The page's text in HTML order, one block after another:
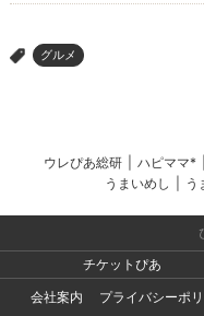
> グルメ
ウレぴあ総研 ハピママ*
うまいめし
う
チケットぴあ
会社案内
プライバシーポ